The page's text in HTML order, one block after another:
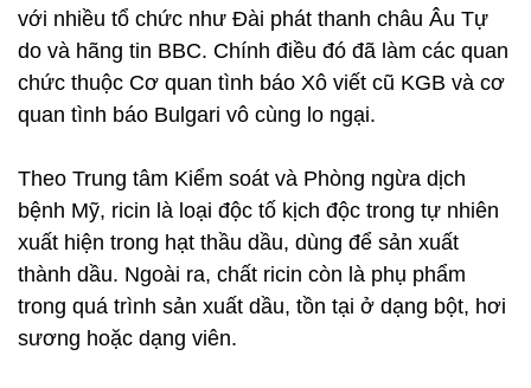
với nhiều tổ chức như Đài phát thanh châu Âu Tự
do và hãng tin BBC. Chính điều đó đã làm các quan
chức thuộc Cơ quan tình báo Xô viết cũ KGB và cơ
quan tình báo Bulgari vô cùng lo ngại.
Theo Trung tâm Kiểm soát và Phòng ngừa dịch
bệnh Mỹ, ricin là loại độc tố kịch độc trong tự nhiên
xuất hiện trong hạt thầu dầu, dùng để sản xuất
thành dầu. Ngoài ra, chất ricin còn là phụ phẩm
trong quá trình sản xuất dầu, tồn tại ở dạng bột, hơi
sương hoặc dạng viên.